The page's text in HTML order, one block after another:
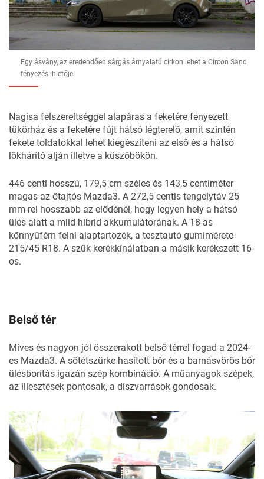
Egy ásvány, az eredendően sárgás árnyalatú cirkon lehet a Circon Sand
fényezés ihletője
Nagisa felszereltséggel alapáras a feketére fényezett
tükörház és a feketére fújt hátsó légterelő, amit szintén
fekete toldatokkal lehet kiegészíteni az első és a hátsó
lökhárító alján illetve a küszöbökön.
446 centi hosszú, 179,5 cm széles és 143,5 centiméter
magas az ötajtós Mazda3. A 272,5 centis tengelytáv 25
mm-rel hosszabb az elődénél, hogy legyen hely a hátsó
ülés alatt a mild hibrid akkumulátorának. A 18-as
könnyűfém felni alaptartozék, a tesztautó gumimérete
215/45 R18. A szűk kerékkínálatban a másik kerékszett 16-
os.
Belső tér
Míves és nagyon jól összerakott belső térrel fogad a 2024-
es Mazda3. A sötétszürke hasított bőr és a barnásvörös bőr
ülésborítás igazán szép kombináció. A műanyagok szépek,
az illesztések pontosak, a díszvarrások gondosak.